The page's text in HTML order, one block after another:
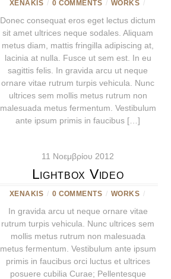
XENAKIS / 0 COMMENTS / WORKS /
Donec consequat eros eget lectus dictum
sit amet ultrices neque sodales. Aliquam
metus diam, mattis fringilla adipiscing at,
lacinia at nulla. Fusce ut sem est. In eu
sagittis felis. In gravida arcu ut neque
ornare vitae rutrum turpis vehicula. Nunc
ultrices sem mollis metus rutrum non
malesuada metus fermentum. Vestibulum
ante ipsum primis in faucibus […]
11 Νοεμβρίου 2012
Lightbox Video
XENAKIS / 0 COMMENTS / WORKS /
In gravida arcu ut neque ornare vitae
rutrum turpis vehicula. Nunc ultrices sem
mollis metus rutrum non malesuada
metus fermentum. Vestibulum ante ipsum
primis in faucibus orci luctus et ultrices
posuere cubilia Curae; Pellentesque